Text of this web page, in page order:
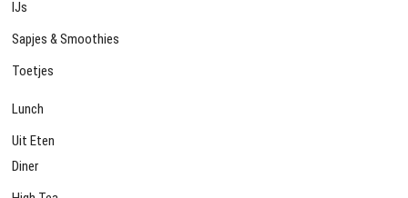
IJs
Sapjes & Smoothies
Toetjes
Lunch
Uit Eten
Diner